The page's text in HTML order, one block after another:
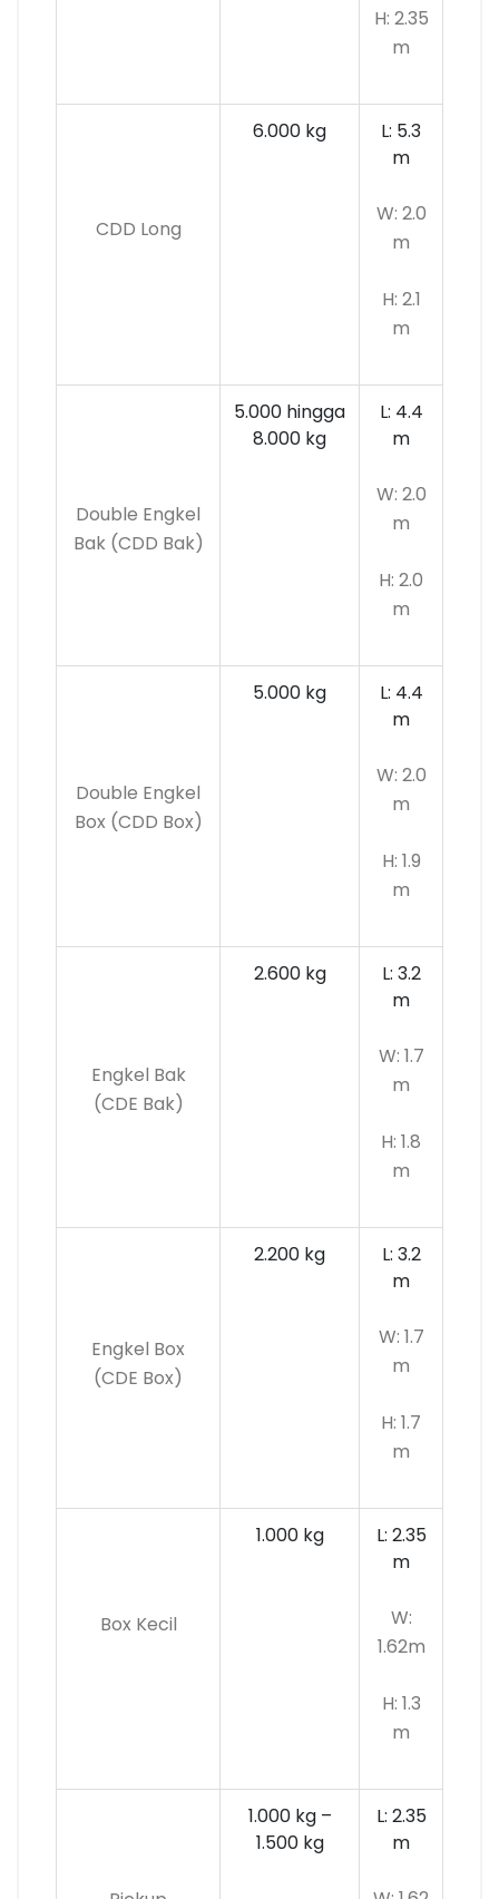
H: 2.35
m
CDD Long
6.000 kg
L: 5.3
m
W: 2.0
m
H: 2.1
m
Double Engkel
Bak (CDD Bak)
5.000 hingga
8.000 kg
L: 4.4
m
W: 2.0
m
H: 2.0
m
Double Engkel
Box (CDD Box)
5.000 kg
L: 4.4
m
W: 2.0
m
H: 1.9
m
Engkel Bak
(CDE Bak)
2.600 kg
L: 3.2
m
W: 1.7
m
H: 1.8
m
Engkel Box
(CDE Box)
2.200 kg
L: 3.2
m
W: 1.7
m
H: 1.7
m
Box Kecil
1.000 kg
L: 2.35
m
W:
1.62m
H: 1.3
m
1.000 kg –
1.500 kg
L: 2.35
m